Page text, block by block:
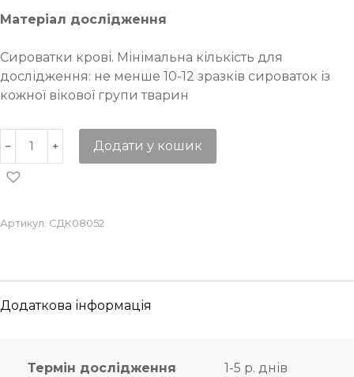
Матеріал дослідження
Сироватки крові. Мінімальна кількість для
дослідження: не менше 10-12 зразків сироваток із
кожної вікової групи тварин
Додати у кошик
Артикул: СДК08052
Додаткова інформація
Термін дослідження
1-5 р. днів